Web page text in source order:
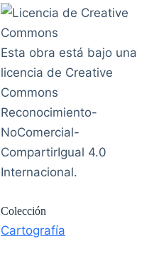
Esta obra está bajo una
licencia de Creative
Commons
Reconocimiento-
NoComercial-
CompartirIgual 4.0
Internacional.
Colección
Cartografía